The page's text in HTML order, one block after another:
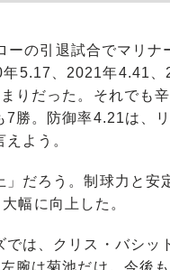
の引退試合でマリナ
5.17、2021年4.41
りだった。それでも
勝。防御率4.21は、
よう。
だろう。制球力と安
幅に向上した。
は、クリス・バシッ
腕は菊池だけ。今後